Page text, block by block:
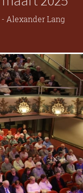
Alexander Lang